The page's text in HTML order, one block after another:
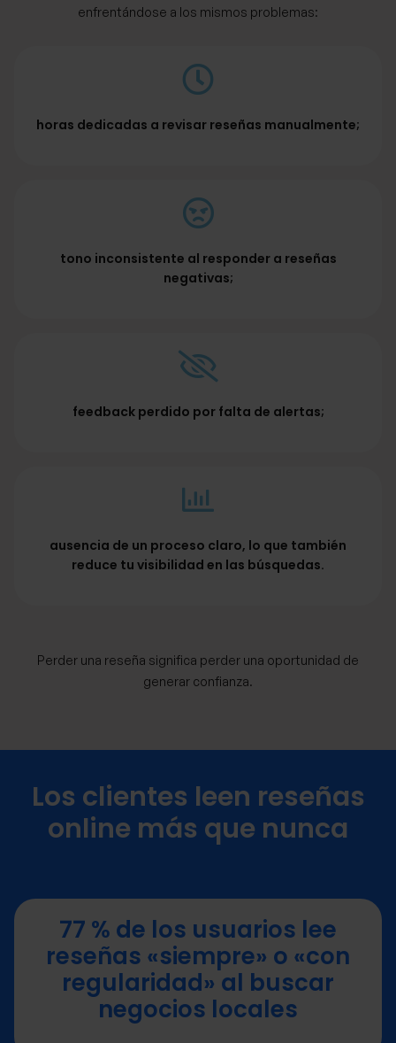
enfrentándose a los mismos problemas:
horas dedicadas a revisar reseñas manualmente;
tono inconsistente al responder a reseñas
negativas;
feedback perdido por falta de alertas;
ausencia de un proceso claro, lo que también
reduce tu visibilidad en las búsquedas.
Perder una reseña significa perder una oportunidad de
generar confianza.
Los clientes leen reseñas
online más que nunca
77 % de los usuarios lee
reseñas «siempre» o «con
regularidad» al buscar
negocios locales